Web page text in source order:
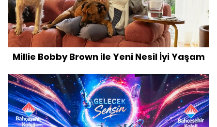
Millie Bobby Brown ile Yeni Nesil İyi Yaşam